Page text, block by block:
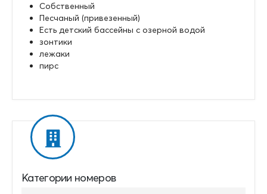
Собственный
Песчаный (привезенный)
Есть детский бассейны с озерной водой
зонтики
лежаки
пирс
Категории номеров